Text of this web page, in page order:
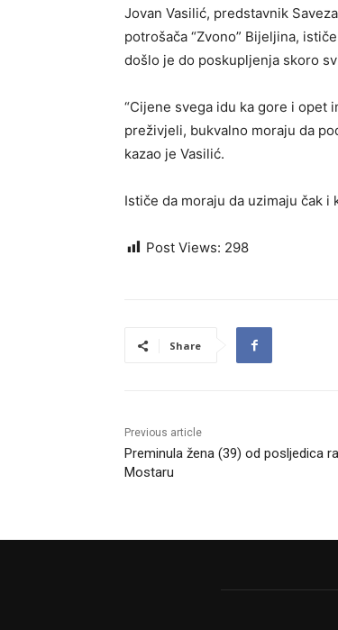
Jovan Vasilić, predstavnik
potrošača “Zvono” Bijeljina,
došlo je do poskupljenja skoro
“Cijene svega idu ka gore i opet
preživjeli, bukvalno moraju da
kazao je Vasilić.
Ističe da moraju da uzimaju čak
Post Views: 298
Share
Previous article
Preminula žena (39) od posljedica
Mostaru